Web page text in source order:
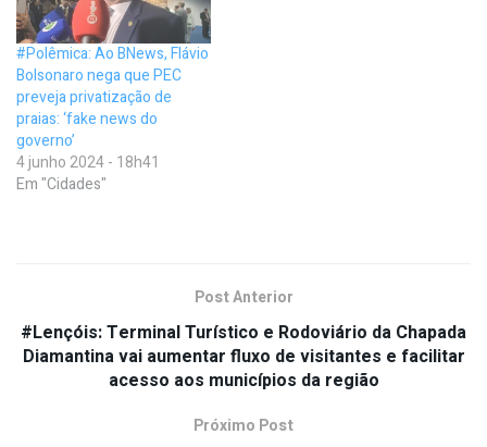
#Polêmica: Ao BNews, Flávio
Bolsonaro nega que PEC
preveja privatização de
praias: ‘fake news do
governo’
4 junho 2024 - 18h41
Em "Cidades"
Post Anterior
#Lençóis: Terminal Turístico e Rodoviário da Chapada
Diamantina vai aumentar fluxo de visitantes e facilitar
acesso aos municípios da região
Próximo Post